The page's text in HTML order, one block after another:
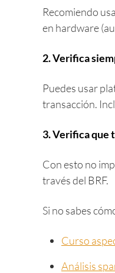
Recomiendo
en hardware
2. Verifica
Puedes usar
transacción.
3. Verifica que
Con esto no
través del BRF.
Si no sabes
Curso
Análisis